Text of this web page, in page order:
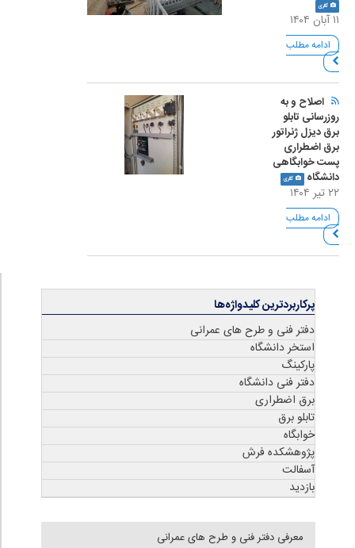
گالری
۱۱ آبان ۱۴۰۴
ادامه مطلب
اصلاح و به
روزرسانی تابلو
برق دیزل ژنراتور
برق اضطراری
پست خوابگاهی
دانشگاه
گالری
۲۲ تیر ۱۴۰۴
ادامه مطلب
پرکاربردترین کلیدواژه‌ها
دفتر فنی و طرح های عمرانی
استخر دانشگاه
پارکینگ
دفتر فنی دانشگاه
برق اضطراری
تابلو برق
خوابگاه
پژوهشکده فرش
آسفالت
بازدید
معرفی دفتر فنی و طرح های عمرانی